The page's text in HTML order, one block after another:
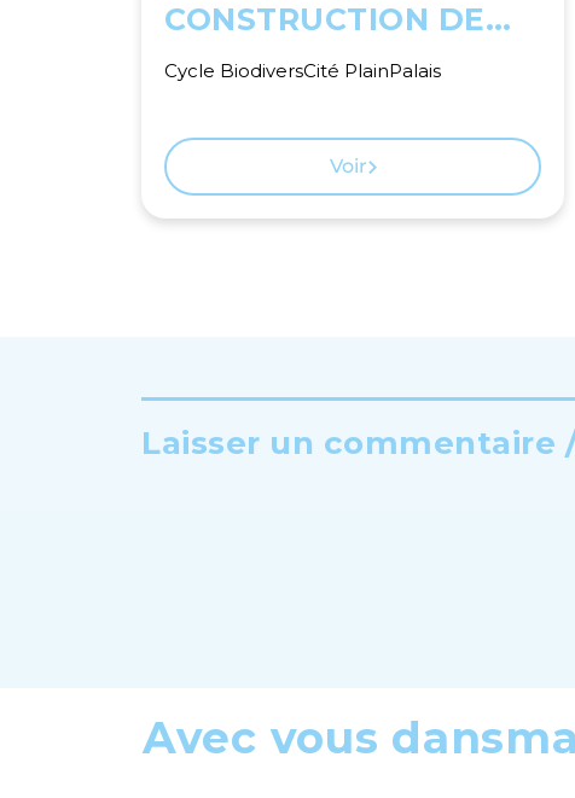
CONSTRUCTION DE
NICHOIRS
Cycle BiodiversCité PlainPalais
Voir
Laisser un
Avec vous